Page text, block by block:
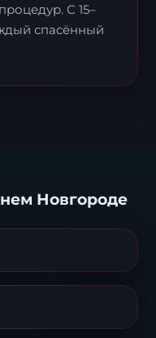
С 15–
спасённый
Новгороде